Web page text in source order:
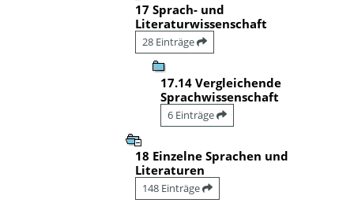
17 Sprach- und
Literaturwissenschaft
28 Einträge
17.14 Vergleichende
Sprachwissenschaft
6 Einträge
18 Einzelne Sprachen und
Literaturen
148 Einträge